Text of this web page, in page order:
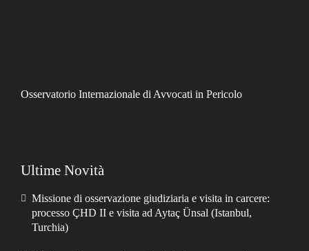
Osservatorio Internazionale di Avvocati in Pericolo
Ultime Novità
Missione di osservazione giudiziaria e visita in carcere:
processo ÇHD II e visita ad Aytaç Ünsal (Istanbul,
Turchia)